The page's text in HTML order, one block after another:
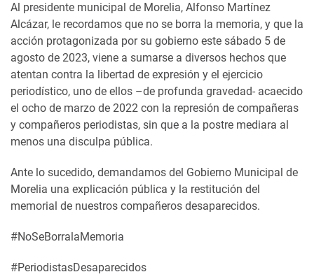
Al presidente municipal de Morelia, Alfonso Martínez
Alcázar, le recordamos que no se borra la memoria, y que la
acción protagonizada por su gobierno este sábado 5 de
agosto de 2023, viene a sumarse a diversos hechos que
atentan contra la libertad de expresión y el ejercicio
periodístico, uno de ellos –de profunda gravedad- acaecido
el ocho de marzo de 2022 con la represión de compañeras
y compañeros periodistas, sin que a la postre mediara al
menos una disculpa pública.
Ante lo sucedido, demandamos del Gobierno Municipal de
Morelia una explicación pública y la restitución del
memorial de nuestros compañeros desaparecidos.
#NoSeBorralaMemoria
#PeriodistasDesaparecidos